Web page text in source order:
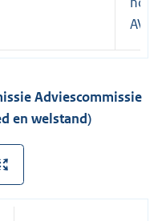
AVG
Adviescommissie
en welstand)